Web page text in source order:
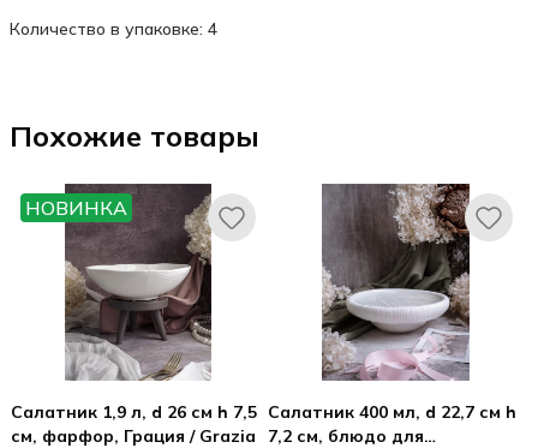
Количество в упаковке: 4
Похожие товары
НОВИНКА
Салатник 1,9 л, d 26 см h 7,5
см, фарфор, Грация / Grazia
Салатник 400 мл, d 22,7 см h
7,2 см, блюдо для